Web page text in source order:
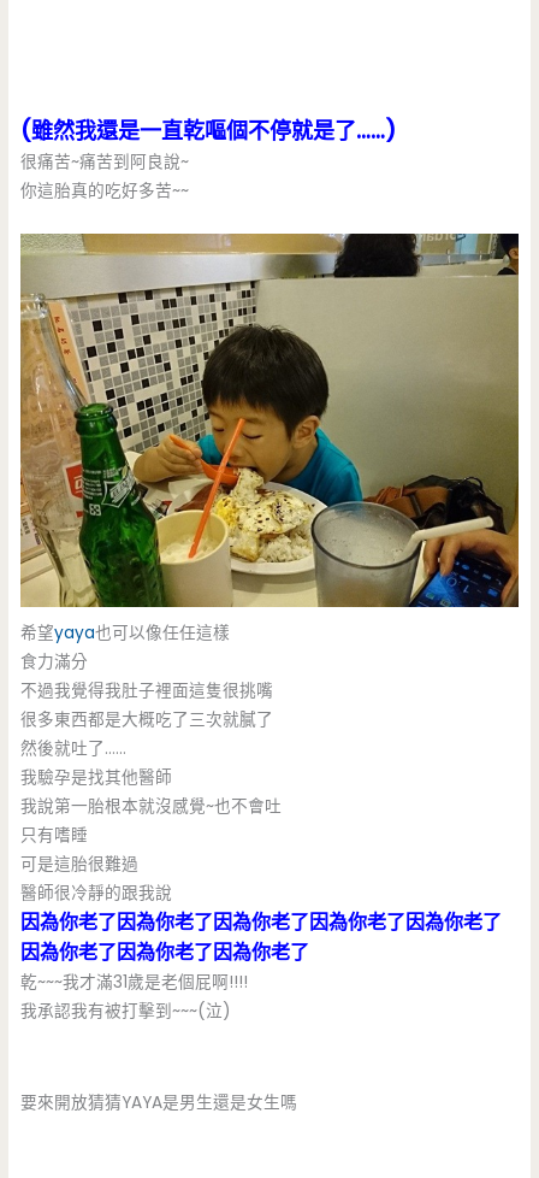
(雖然我還是一直乾嘔個不停就是了……)
很痛苦~痛苦到阿良說~
你這胎真的吃好多苦~~
希望yaya也可以像任任這樣
食力滿分
不過我覺得我肚子裡面這隻很挑嘴
很多東西都是大概吃了三次就膩了
然後就吐了……
我驗孕是找其他醫師
我說第一胎根本就沒感覺~也不會吐
只有嗜睡
可是這胎很難過
醫師很冷靜的跟我說
因為你老了因為你老了因為你老了因為你老了因為你老了
因為你老了因為你老了因為你老了
乾~~~我才滿31歲是老個屁啊!!!!
我承認我有被打擊到~~~(泣)
要來開放猜猜YAYA是男生還是女生嗎